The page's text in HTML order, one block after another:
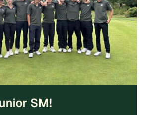
SM!